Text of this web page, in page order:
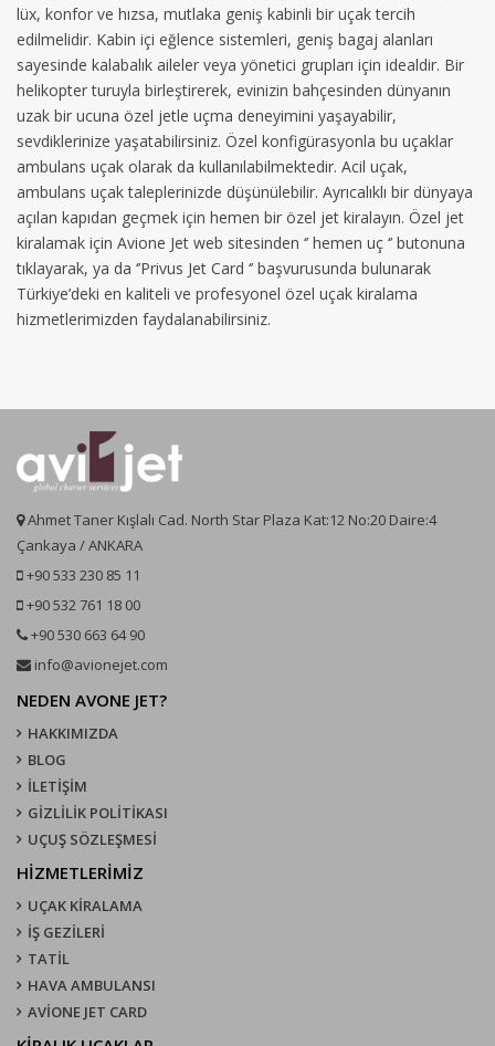
lüx, konfor ve hızsa, mutlaka geniş kabinli bir uçak tercih
edilmelidir. Kabin içi eğlence sistemleri, geniş bagaj alanları
sayesinde kalabalık aileler veya yönetici grupları için idealdir. Bir
helikopter turuyla birleştirerek, evinizin bahçesinden dünyanın
uzak bir ucuna özel jetle uçma deneyimini yaşayabilir,
sevdiklerinize yaşatabilirsiniz. Özel konfigürasyonla bu uçaklar
ambulans uçak olarak da kullanılabilmektedir. Acil uçak,
ambulans uçak taleplerinizde düşünülebilir. Ayrıcalıklı bir dünyaya
açılan kapıdan geçmek için hemen bir özel jet kiralayın. Özel jet
kiralamak için Avione Jet web sitesinden ‘’ hemen uç ‘’ butonuna
tıklayarak, ya da ‘’Privus Jet Card ‘’ başvurusunda bulunarak
Türkiye’deki en kaliteli ve profesyonel özel uçak kiralama
hizmetlerimizden faydalanabilirsiniz.
Ahmet Taner Kışlalı Cad. North Star Plaza Kat:12 No:20 Daire:4
Çankaya / ANKARA
+90 533 230 85 11
+90 532 761 18 00
+90 530 663 64 90
info@avionejet.com
NEDEN AVONE JET?
HAKKIMIZDA
BLOG
İLETİŞİM
GİZLİLİK POLİTİKASI
UÇUŞ SÖZLEŞMESI
HİZMETLERİMİZ
UÇAK KIRALAMA
İŞ GEZİLERİ
TATİL
HAVA AMBULANSI
AVİONE JET CARD